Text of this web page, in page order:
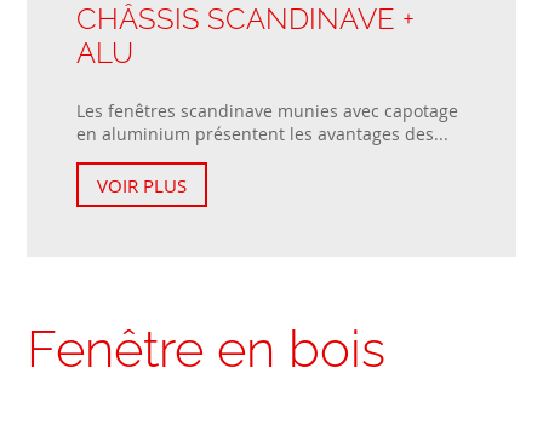
CHÂSSIS SCANDINAVE +
ALU
Les fenêtres scandinave munies avec capotage
en aluminium présentent les avantages des...
VOIR PLUS
Fenêtre en bois